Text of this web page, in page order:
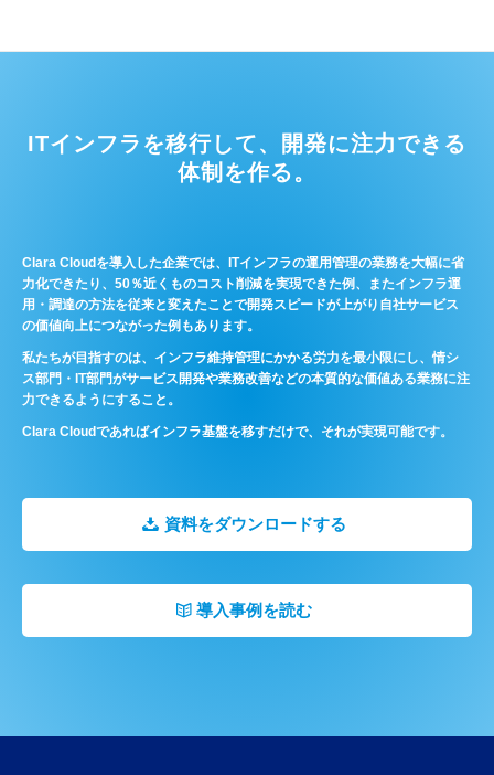
ITインフラを移行して、開発に注力できる
体制を作る。
Clara Cloudを導入した企業では、ITインフラの運用管理の業務を大幅に省
力化できたり、50％近くものコスト削減を実現できた例、またインフラ運
用・調達の方法を従来と変えたことで開発スピードが上がり自社サービス
の価値向上につながった例もあります。
私たちが目指すのは、インフラ維持管理にかかる労力を最小限にし、情シ
ス部門・IT部門がサービス開発や業務改善などの本質的な価値ある業務に注
力できるようにすること。
Clara Cloudであればインフラ基盤を移すだけで、それが実現可能です。
資料をダウンロードする
導入事例を読む